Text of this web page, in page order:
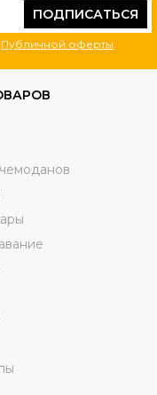
ПОДПИСАТЬСЯ
Публичной оферты.